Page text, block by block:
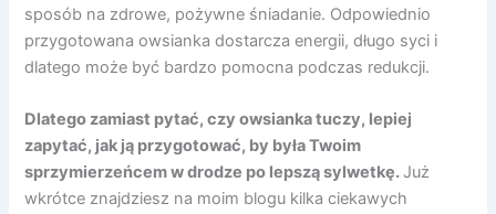
sposób na zdrowe, pożywne śniadanie. Odpowiednio
przygotowana owsianka dostarcza energii, długo syci i
dlatego może być bardzo pomocna podczas redukcji.
Dlatego zamiast pytać, czy owsianka tuczy, lepiej
zapytać, jak ją przygotować, by była Twoim
sprzymierzeńcem w drodze po lepszą sylwetkę. Już
wkrótce znajdziesz na moim blogu kilka ciekawych